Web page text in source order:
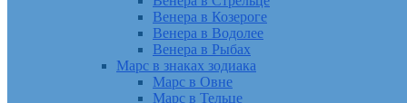
Венера в Козероге
Венера в Водолее
Венера в Рыбах
Марс в знаках зодиака
Марс в Овне
Марс в Тельце